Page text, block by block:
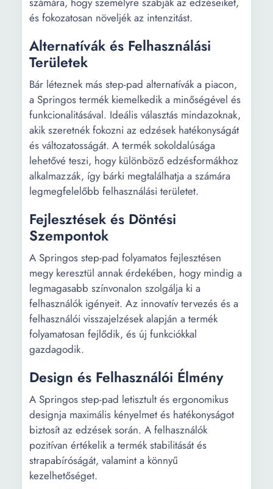
és fokozatosan növeljék az intenzitást.
Alternatívák és Felhasználási
Területek
Bár léteznek más step-pad alternatívák a piacon,
a Springos termék kiemelkedik a minőségével és
funkcionalitásával. Ideális választás mindazoknak,
akik szeretnék fokozni az edzések hatékonyságát
és változatosságát. A termék sokoldalúsága
lehetővé teszi, hogy különböző edzésformákhoz
alkalmazzák, így bárki megtalálhatja a számára
legmegfelelőbb felhasználási területet.
Fejlesztések és Döntési
Szempontok
A Springos step-pad folyamatos fejlesztésen
megy keresztül annak érdekében, hogy mindig a
legmagasabb színvonalon szolgálja ki a
felhasználók igényeit. Az innovatív tervezés és a
felhasználói visszajelzések alapján a termék
folyamatosan fejlődik, és új funkciókkal
gazdagodik.
Design és Felhasználói Élmény
A Springos step-pad letisztult és ergonomikus
designja maximális kényelmet és hatékonyságot
biztosít az edzések során. A felhasználók
pozitívan értékelik a termék stabilitását és
strapabíróságát, valamint a könnyű
kezelhetőséget.